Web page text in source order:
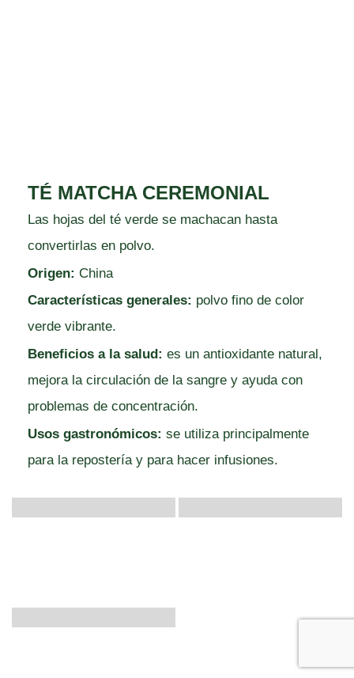
TÉ MATCHA CEREMONIAL
Las hojas del té verde se machacan hasta
convertirlas en polvo.
Origen: China
Características generales: polvo fino de color
verde vibrante.
Beneficios a la salud: es un antioxidante natural,
mejora la circulación de la sangre y ayuda con
problemas de concentración.
Usos gastronómicos: se utiliza principalmente
para la repostería y para hacer infusiones.